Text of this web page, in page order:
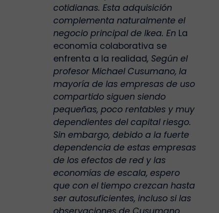
cotidianas. Esta adquisición
complementa naturalmente el
negocio principal de Ikea. En La
economía colaborativa se
enfrenta a la realidad, Según el
profesor Michael Cusumano, la
mayoría de las empresas de uso
compartido siguen siendo
pequeñas, poco rentables y muy
dependientes del capital riesgo.
Sin embargo, debido a la fuerte
dependencia de estas empresas
de los efectos de red y las
economías de escala, espero
que con el tiempo crezcan hasta
ser autosuficientes, incluso si las